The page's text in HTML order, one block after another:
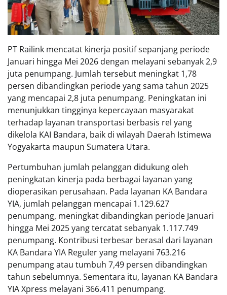
PT Railink mencatat kinerja positif sepanjang periode
Januari hingga Mei 2026 dengan melayani sebanyak 2,9
juta penumpang. Jumlah tersebut meningkat 1,78
persen dibandingkan periode yang sama tahun 2025
yang mencapai 2,8 juta penumpang. Peningkatan ini
menunjukkan tingginya kepercayaan masyarakat
terhadap layanan transportasi berbasis rel yang
dikelola KAI Bandara, baik di wilayah Daerah Istimewa
Yogyakarta maupun Sumatera Utara.
Pertumbuhan jumlah pelanggan didukung oleh
peningkatan kinerja pada berbagai layanan yang
dioperasikan perusahaan. Pada layanan KA Bandara
YIA, jumlah pelanggan mencapai 1.129.627
penumpang, meningkat dibandingkan periode Januari
hingga Mei 2025 yang tercatat sebanyak 1.117.749
penumpang. Kontribusi terbesar berasal dari layanan
KA Bandara YIA Reguler yang melayani 763.216
penumpang atau tumbuh 7,49 persen dibandingkan
tahun sebelumnya. Sementara itu, layanan KA Bandara
YIA Xpress melayani 366.411 penumpang.